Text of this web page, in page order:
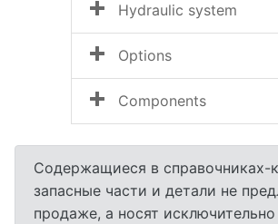
Hydraulic system
Options
Components
Содержащиеся в справочниках-
запасные части и детали не
продаже, а носят исключительно